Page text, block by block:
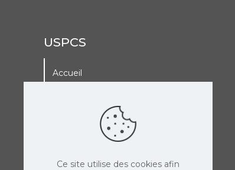
USPCS
Accueil
Adhérer à l’USPCS
Ce site utilise des cookies afin